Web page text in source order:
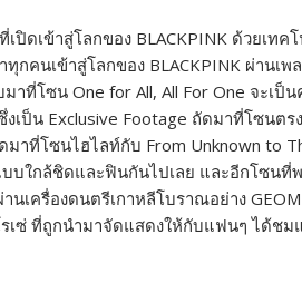
เปิดเข้าสู่โลกของ BLACKPINK ด้วยเท
ทุกคนเข้าสู่โลกของ BLACKPINK ผ่านเ
าที่โซน One for All, All For One จะเ
งเป็น Exclusive Footage ถัดมาที่โซน
มาที่โซนไฮไลท์กับ From Unknown to
บใกล้ชิดและฟินกันไปเลย และอีกโซนที่
นเครื่องดนตรีเกาหลีโบราณอย่าง
รเซ่ ที่ถูกนำมาจัดแสดงให้กับแฟนๆ ได้ช